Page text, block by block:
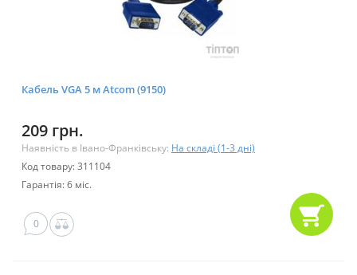
Кабель VGA 5 м Atcom (9150)
209 грн.
Наявність в Івано-Франківську: На складі (1-3 дні)
Код товару: 311104
Гарантія: 6 міс.
0